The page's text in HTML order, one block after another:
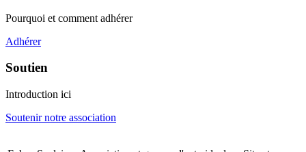
Pourquoi et comment adhérer
Adhérer
Soutien
Introduction ici
Soutenir notre association